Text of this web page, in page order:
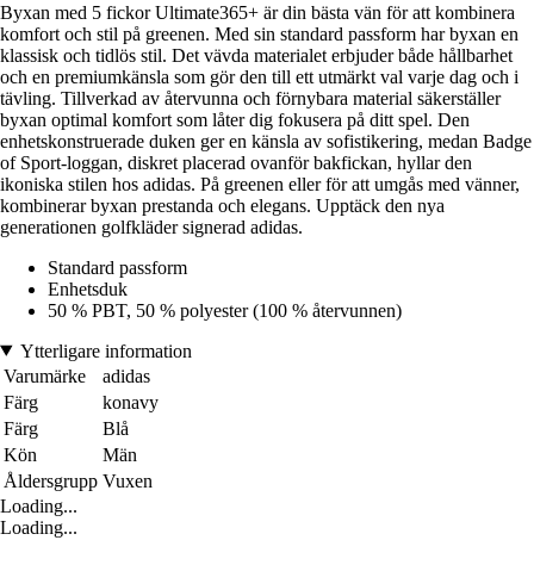
Byxan med 5 fickor Ultimate365+ är din bästa vän för att kombinera
komfort och stil på greenen. Med sin standard passform har byxan en
klassisk och tidlös stil. Det vävda materialet erbjuder både hållbarhet
och en premiumkänsla som gör den till ett utmärkt val varje dag och i
tävling. Tillverkad av återvunna och förnybara material säkerställer
byxan optimal komfort som låter dig fokusera på ditt spel. Den
enhetskonstruerade duken ger en känsla av sofistikering, medan Badge
of Sport-loggan, diskret placerad ovanför bakfickan, hyllar den
ikoniska stilen hos adidas. På greenen eller för att umgås med vänner,
kombinerar byxan prestanda och elegans. Upptäck den nya
generationen golfkläder signerad adidas.
Standard passform
Enhetsduk
50 % PBT, 50 % polyester (100 % återvunnen)
Ytterligare information
Varumärke
adidas
Färg
konavy
Färg
Blå
Kön
Män
Åldersgrupp Vuxen
Loading...
Loading...